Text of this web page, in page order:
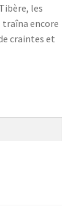
les
encore
craintes et